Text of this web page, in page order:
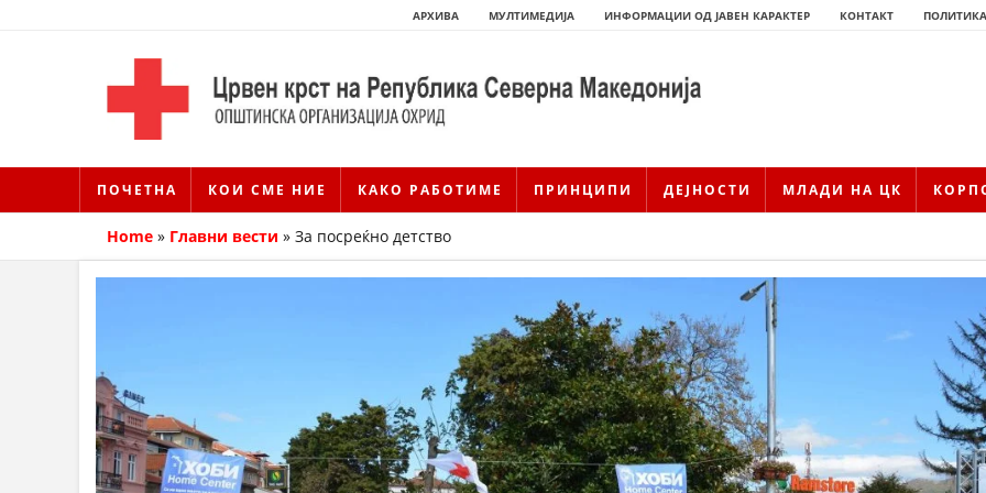
АРХИВА МУЛТИМЕДИЈА ИНФОРМАЦИИ ОД ЈАВЕН КАРАКТЕР КОНТАКТ
ПОЧЕТНА КОИ СМЕ НИЕ КАКО РАБОТИМЕ ПРИНЦИПИ ДЕЈНОСТИ МЛАДИ НА ЦК
ИСТОРИЈАТ НА ЦКРМ
ИСТОРИЈАТ НА ДВИЖЕЊЕТО
Home » Главни вести » За посреќно детство